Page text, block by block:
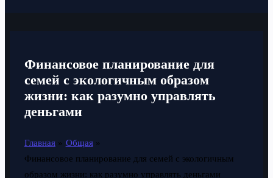
Финансовое планирование для
семей с экологичным образом
жизни: как разумно управлять
деньгами
Главная
Общая
Финансовое планирование для семей с экологичным
образом жизни: как разумно управлять деньгами